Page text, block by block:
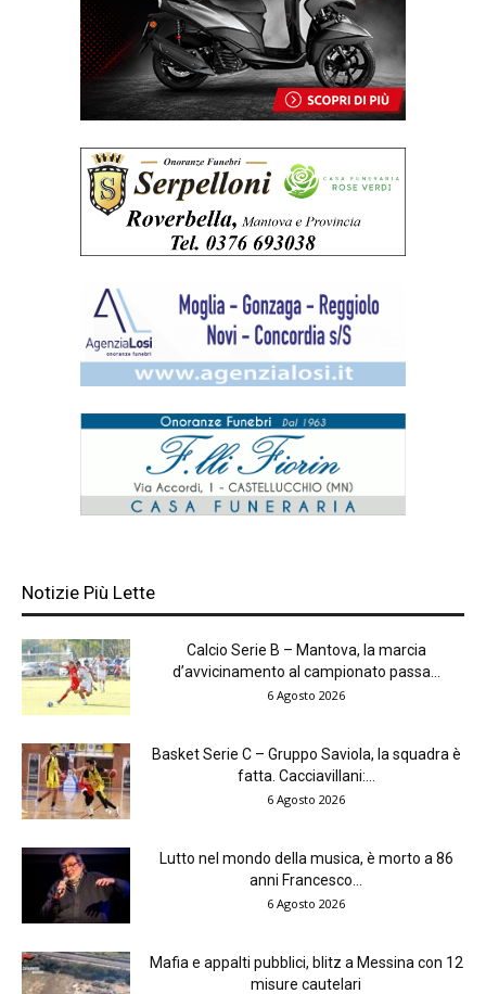
Notizie Più Lette
Calcio Serie B – Mantova, la marcia
d’avvicinamento al campionato passa...
6 Agosto 2026
Basket Serie C – Gruppo Saviola, la squadra è
fatta. Cacciavillani:...
6 Agosto 2026
Lutto nel mondo della musica, è morto a 86
anni Francesco...
6 Agosto 2026
Mafia e appalti pubblici, blitz a Messina con 12
misure cautelari